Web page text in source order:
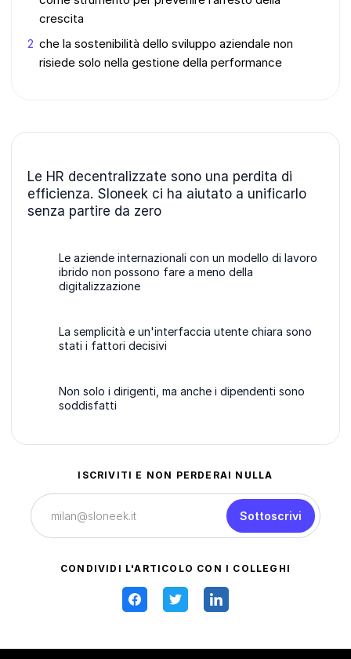
crescita
che la sostenibilità dello sviluppo aziendale non
risiede solo nella gestione della performance
Le HR decentralizzate sono una perdita di
efficienza. Sloneek ci ha aiutato a unificarlo
senza partire da zero
Le aziende internazionali con un modello di lavoro
ibrido non possono fare a meno della
digitalizzazione
La semplicità e un'interfaccia utente chiara sono
stati i fattori decisivi
Non solo i dirigenti, ma anche i dipendenti sono
soddisfatti
ISCRIVITI E NON PERDERAI NULLA
Sottoscrivi
CONDIVIDI L'ARTICOLO CON I COLLEGHI